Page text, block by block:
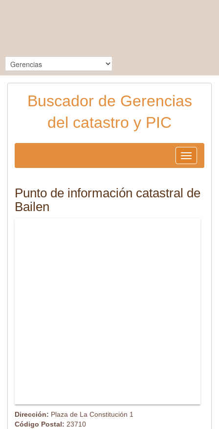
Buscador de Gerencias
del catastro y PIC
Toggle
navigation
Punto de información catastral de
Bailen
Dirección: Plaza de La Constitución 1
Código Postal: 23710